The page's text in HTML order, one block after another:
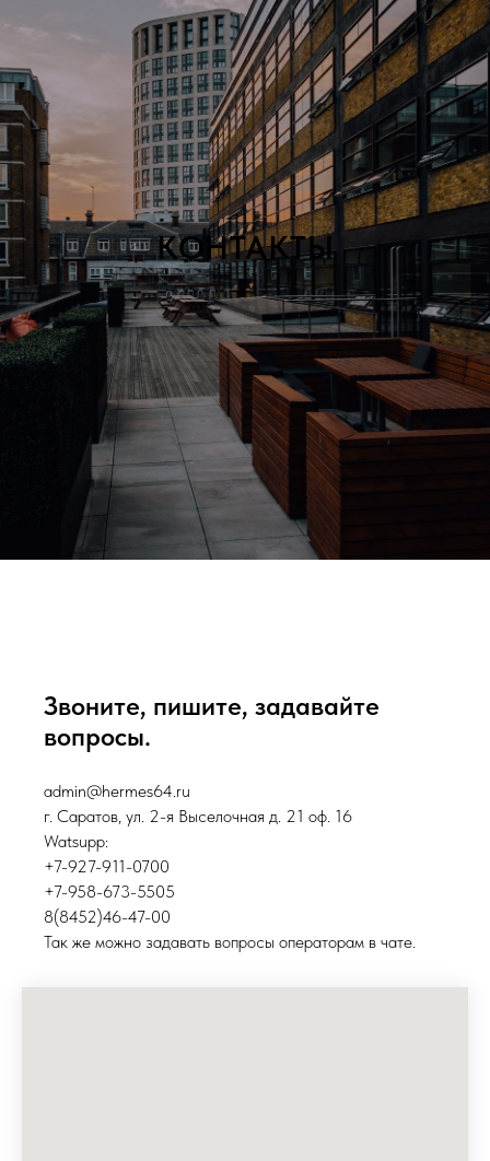
КОНТАКТЫ
Звоните, пишите, задавайте
вопросы.
admin@hermes64.ru
г. Саратов, ул. 2-я Выселочная д. 21 оф. 16
Watsupp:
+7-927-911-0700
+7-958-673-5505
8(8452)46-47-00
Так же можно задавать вопросы операторам в чате.